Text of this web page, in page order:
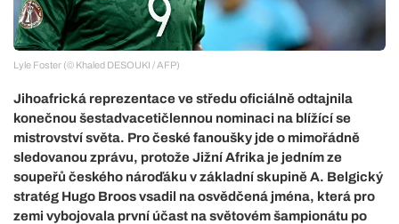
Lyle Foster (© Khaled DESOUKI / AFP)
Jihoafrická reprezentace ve středu oficiálně odtajnila
konečnou šestadvacetičlennou nominaci na blížící se
mistrovství světa. Pro české fanoušky jde o mimořádně
sledovanou zprávu, protože Jižní Afrika je jedním ze
soupeřů českého nároďáku v základní skupině A. Belgický
stratég Hugo Broos vsadil na osvědčená jména, která pro
zemi vybojovala první účast na světovém šampionátu po